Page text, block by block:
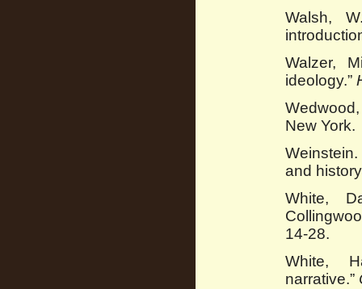
Walsh,
Walzer,
ideology.”
New York.
and
White,
14-28.
White,
narrative.”